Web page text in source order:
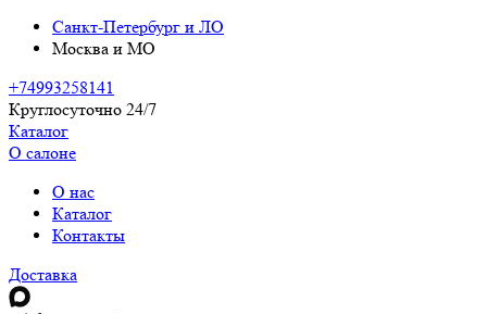
Санкт-Петербург и ЛО
Москва и МО
+74993258141
Круглосуточно 24/7
Каталог
О салоне
О нас
Каталог
Контакты
Доставка